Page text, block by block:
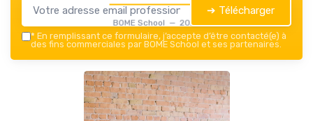
BOME School — 2026
➔ Télécharger
* En remplissant ce formulaire, j’accepte d’être contacté(e) à
des fins commerciales par BOME School et ses partenaires.